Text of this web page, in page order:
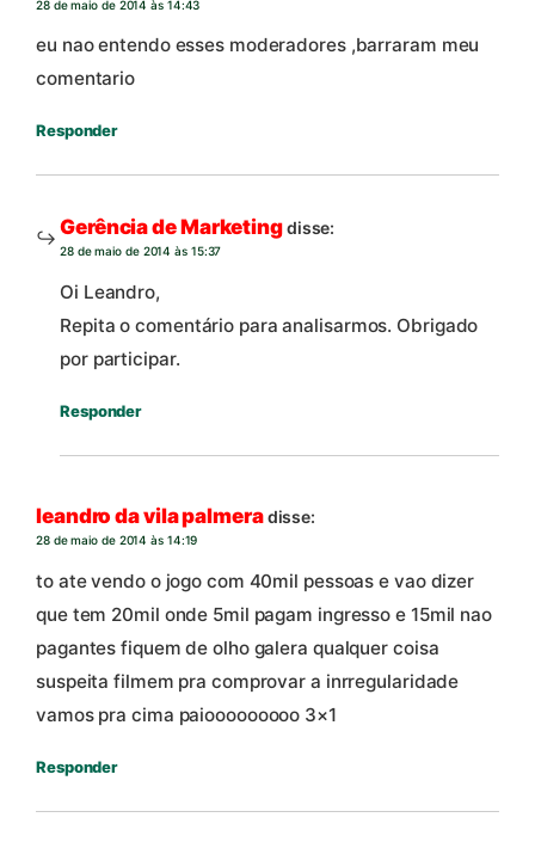
28 de maio de 2014 às 14:43
eu nao entendo esses moderadores ,barraram meu
comentario
Responder
Gerência de Marketingdisse:
28 de maio de 2014 às 15:37
Oi Leandro,
Repita o comentário para analisarmos. Obrigado
por participar.
Responder
leandro da vila palmeradisse:
28 de maio de 2014 às 14:19
to ate vendo o jogo com 40mil pessoas e vao dizer
que tem 20mil onde 5mil pagam ingresso e 15mil nao
pagantes fiquem de olho galera qualquer coisa
suspeita filmem pra comprovar a inrregularidade
vamos pra cima paiooooooooo 3×1
Responder